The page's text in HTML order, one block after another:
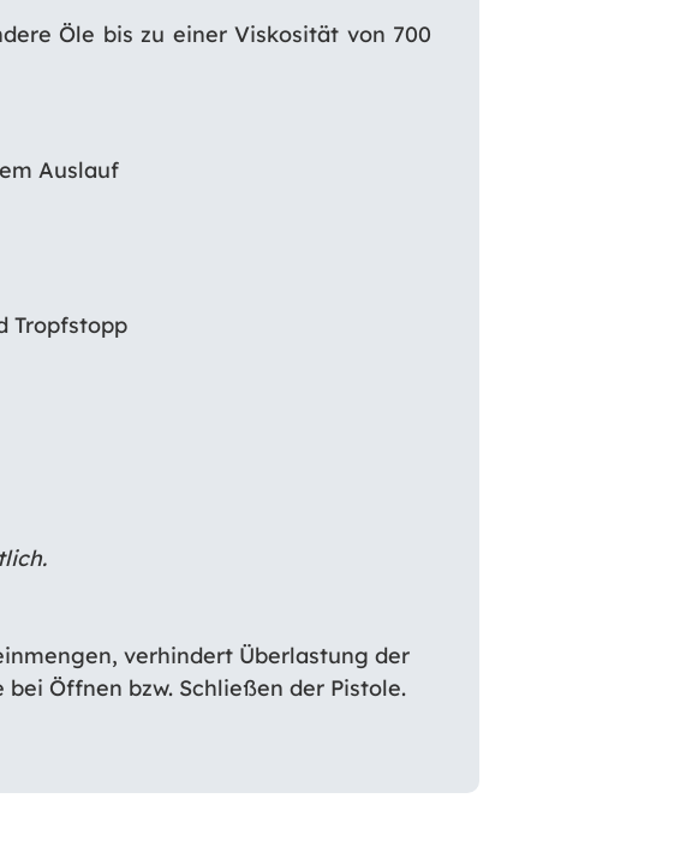
Öle bis zu einer Viskosität von 700
Auslauf
Tropfstopp
verhindert Überlastung der
Öffnen bzw. Schließen der Pistole.